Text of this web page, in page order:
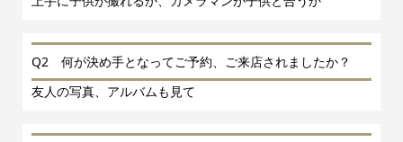
Q2 何が決め手となってご予約、ご来店されましたか？
友人の写真、アルバムも見て